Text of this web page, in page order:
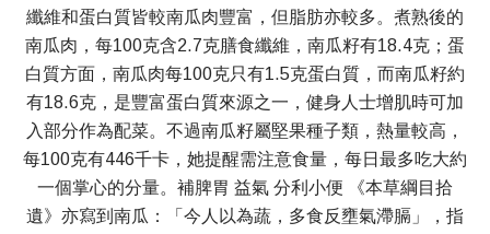
纖維和蛋白質皆較南瓜肉豐富，但脂肪亦較多。煮熟後的
南瓜肉，每100克含2.7克膳食纖維，南瓜籽有18.4克；蛋
白質方面，南瓜肉每100克只有1.5克蛋白質，而南瓜籽約
有18.6克，是豐富蛋白質來源之一，健身人士增肌時可加
入部分作為配菜。不過南瓜籽屬堅果種子類，熱量較高，
每100克有446千卡，她提醒需注意食量，每日最多吃大約
一個掌心的分量。補脾胃 益氣 分利小便 《本草綱目拾
遺》亦寫到南瓜：「今人以為蔬，多食反壅氣滯膈」，指